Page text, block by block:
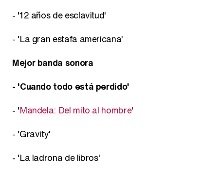
- '12 años de esclavitud'
- 'La gran estafa americana'
Mejor banda sonora
- 'Cuando todo está perdido'
- 'Mandela: Del mito al hombre'
- 'Gravity'
- 'La ladrona de libros'